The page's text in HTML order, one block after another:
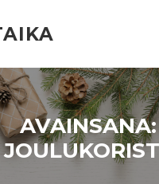
AVAINSANA: